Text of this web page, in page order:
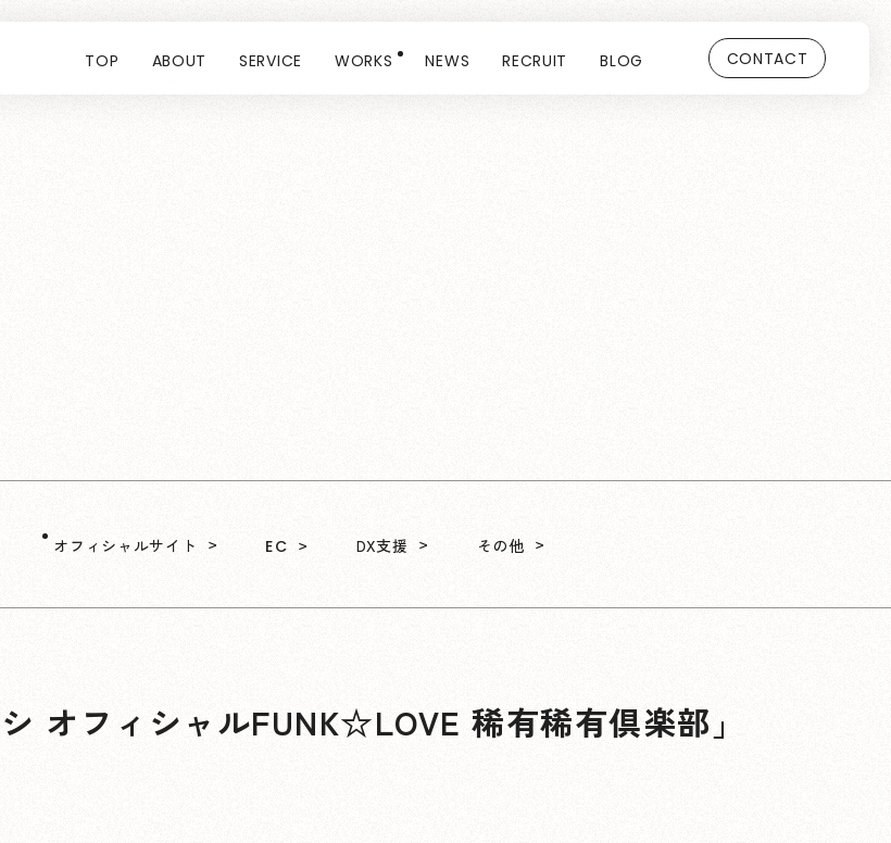
TOP ABOUT SERVICE WORKS NEWS RECRUIT BLOG CONTACT
オフィシャルサイト EC DX支援 その他
オフィシャルFUNK☆LOVE 稀有稀有倶楽部」